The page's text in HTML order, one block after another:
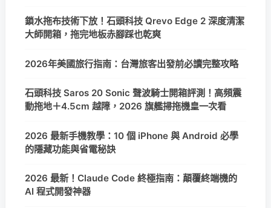
鎖水拖布技術下放！石頭科技 Qrevo Edge 2 深度清潔
大師開箱，拖完地板赤腳踩也乾爽
2026年美國旅行指南：台灣旅客出發前必讀完整攻略
石頭科技 Saros 20 Sonic 聲波騎士開箱評測！高頻震
動拖地＋4.5cm 越障，2026 旗艦掃拖機皇一次看
2026 最新手機教學：10 個 iPhone 與 Android 必學
的隱藏功能與省電秘訣
2026 最新！Claude Code 終極指南：顛覆終端機的
AI 程式開發神器